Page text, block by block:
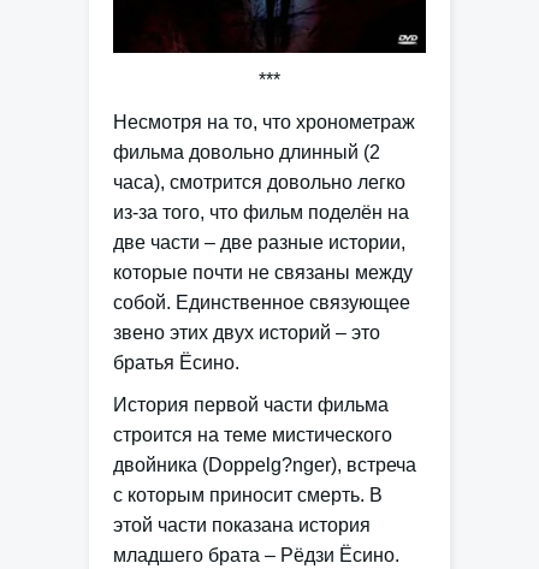
***
Несмотря на то, что хронометраж
фильма довольно длинный (2
часа), смотрится довольно легко
из-за того, что фильм поделён на
две части – две разные истории,
которые почти не связаны между
собой. Единственное связующее
звено этих двух историй – это
братья Ёсино.
История первой части фильма
строится на теме мистического
двойника (Doppelg?nger), встреча
с которым приносит смерть. В
этой части показана история
младшего брата – Рёдзи Ёсино.